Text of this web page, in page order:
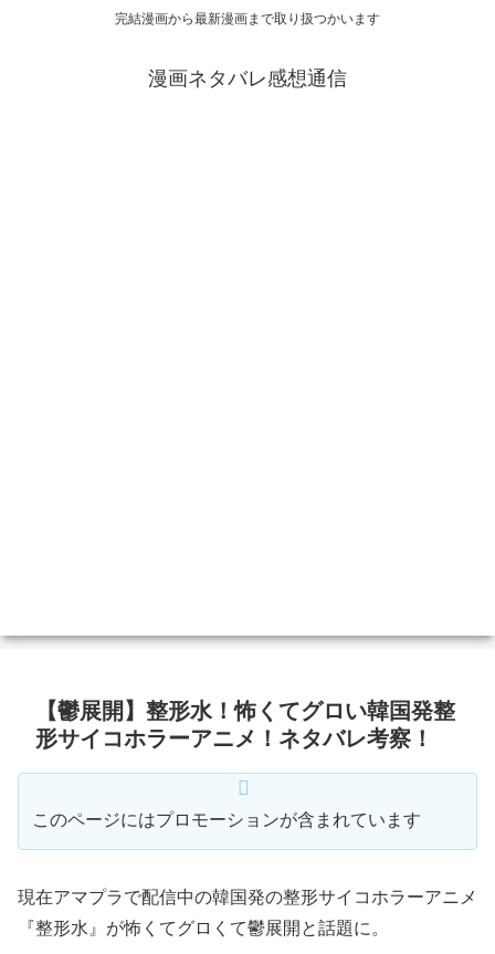
完結漫画から最新漫画まで取り扱つかいます
漫画ネタバレ感想通信
【鬱展開】整形水！怖くてグロい韓国発整
形サイコホラーアニメ！ネタバレ考察！
このページにはプロモーションが含まれています
現在アマプラで配信中の韓国発の整形サイコホラーアニメ
『整形水』が怖くてグロくて鬱展開と話題に。